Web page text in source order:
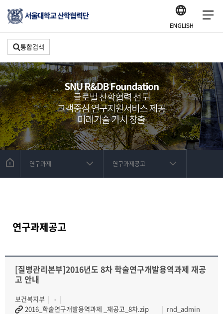
통합검색
연구과제 연구과제공고
연구과제공고
[질병관리본부]2016년도 8차 학술연구개발용역과제 재공
고 안내
보건복지부
-
2016_학술연구개발용역과제 _재공고_8차.zip
rnd_admin